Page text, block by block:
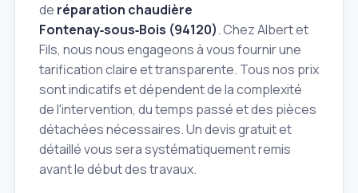
de réparation chaudière
Fontenay‑sous‑Bois (94120). Chez Albert et
Fils, nous nous engageons à vous fournir une
tarification claire et transparente. Tous nos prix
sont indicatifs et dépendent de la complexité
de l'intervention, du temps passé et des pièces
détachées nécessaires. Un devis gratuit et
détaillé vous sera systématiquement remis
avant le début des travaux.